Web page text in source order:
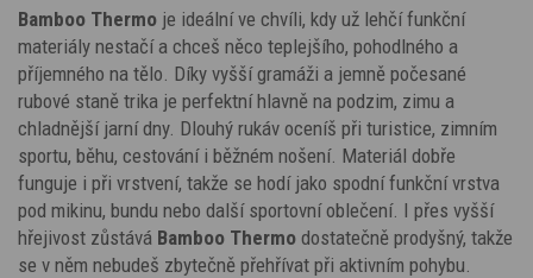
Bamboo Thermo je ideální ve chvíli, kdy už lehčí funkční
materiály nestačí a chceš něco teplejšího, pohodlného a
příjemného na tělo. Díky vyšší gramáži a jemně počesané
rubové staně trika je perfektní hlavně na podzim, zimu a
chladnější jarní dny. Dlouhý rukáv oceníš při turistice, zimním
sportu, běhu, cestování i běžném nošení. Materiál dobře
funguje i při vrstvení, takže se hodí jako spodní funkční vrstva
pod mikinu, bundu nebo další sportovní oblečení. I přes vyšší
hřejivost zůstává Bamboo Thermo dostatečně prodyšný, takže
se v něm nebudeš zbytečně přehřívat při aktivním pohybu.